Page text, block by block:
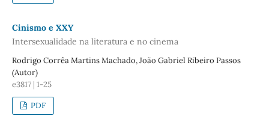
Cinismo e XXY
Intersexualidade na literatura e no cinema
Rodrigo Corrêa Martins Machado, João Gabriel Ribeiro Passos
(Autor)
e3817 | 1-25
PDF